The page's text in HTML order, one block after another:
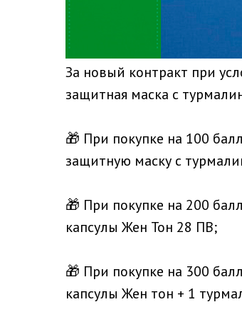
За новый контракт при
защитная маска с
🎁 При покупке на 100
защитную маску с
🎁 При покупке на 200
капсулы Жен Тон 28 ПВ;
🎁 При покупке на 300
капсулы Жен тон + 1